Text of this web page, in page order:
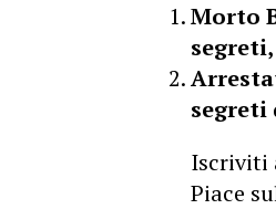
Morto
segreti
Iscriviti
Piace